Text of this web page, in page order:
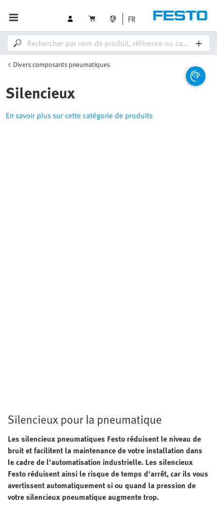
FR
Divers composants pneumatiques
Silencieux
En savoir plus sur cette catégorie de produits
Silencieux pour la pneumatique
Les silencieux pneumatiques Festo réduisent le niveau de
bruit et facilitent la maintenance de votre installation dans
le cadre de l'automatisation industrielle. Les silencieux
Festo réduisent ainsi le risque de temps d'arrêt, car ils vous
avertissent automatiquement si ou quand la pression de
votre silencieux pneumatique augmente trop.